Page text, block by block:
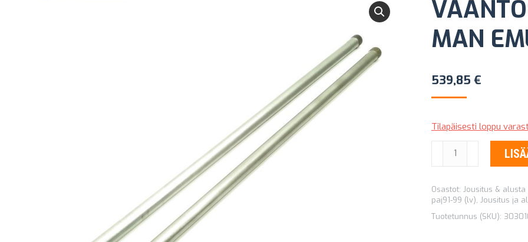
MAN
539,85 €
Tilapäisesti loppu
VÄÄNTÖSAUVAJOUSET
OLD
EMU
303010
Osastot: Jousitus & alusta
paj91-99 (lv), Jousitus ja
Tuotetunnus (SKU):